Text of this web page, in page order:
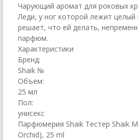
Чарующий аромат для роковых
Леди, у ног которой лежит
решает, что ей делать,
парфюм.
Характеристики
Бренд:
Shaik №
Объем:
25 мл
Пол:
унисекс
Парфюмерия Shaik Тестер Shaik
Orchid), 25 ml